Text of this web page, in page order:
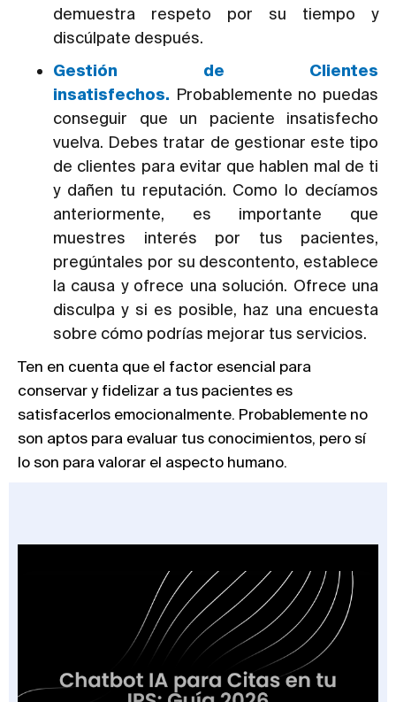
demuestra respeto por su tiempo y
discúlpate después.
Gestión de Clientes
insatisfechos. Probablemente no puedas
conseguir que un paciente insatisfecho
vuelva. Debes tratar de gestionar este tipo
de clientes para evitar que hablen mal de ti
y dañen tu reputación. Como lo decíamos
anteriormente, es importante que
muestres interés por tus pacientes,
pregúntales por su descontento, establece
la causa y ofrece una solución. Ofrece una
disculpa y si es posible, haz una encuesta
sobre cómo podrías mejorar tus servicios.
Ten en cuenta que el factor esencial para
conservar y fidelizar a tus pacientes es
satisfacerlos emocionalmente. Probablemente no
son aptos para evaluar tus conocimientos, pero sí
lo son para valorar el aspecto humano.